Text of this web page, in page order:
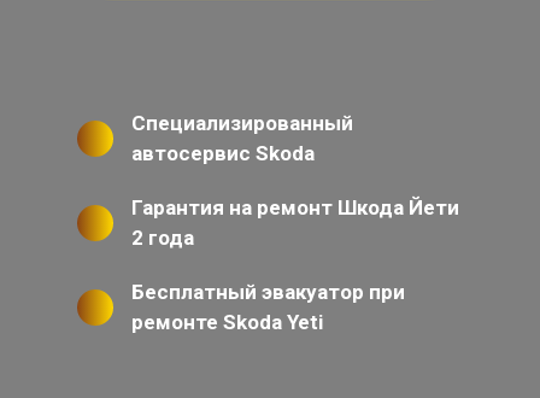
Специализированный
автосервис Skoda
Гарантия на ремонт Шкода Йети
2 года
Бесплатный эвакуатор при
ремонте Skoda Yeti